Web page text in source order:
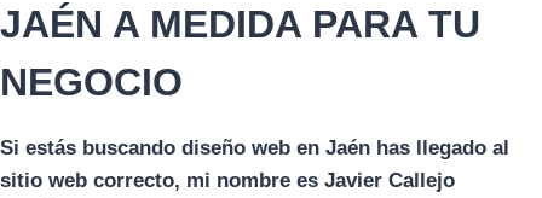
JAÉN A MEDIDA PARA TU
NEGOCIO
Si estás buscando diseño web en Jaén has llegado al
sitio web correcto, mi nombre es Javier Callejo